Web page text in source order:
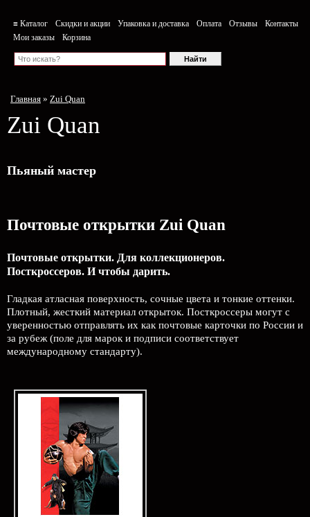
≡ Каталог Скидки и акции Упаковка и доставка Оплата Отзывы
Контакты
Мои заказы
Корзина
Главная » Zui Quan
Zui Quan
Пьяный мастер
Почтовые открытки Zui Quan
Почтовые открытки. Для коллекционеров.
Посткроссеров. И чтобы дарить.
Гладкая атласная поверхность, сочные цвета и тонкие оттенки.
Плотный, жесткий материал открыток. Посткроссеры могут с
уверенностью отправлять их как почтовые карточки по России и
за рубеж (поле для марок и подписи соответствует
международному стандарту).